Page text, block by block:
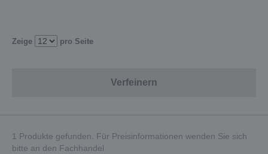
Zeige pro Seite
Verfeinern
1 Produkte gefunden. Für Preisinformationen wenden Sie sich
bitte an den Fachhandel